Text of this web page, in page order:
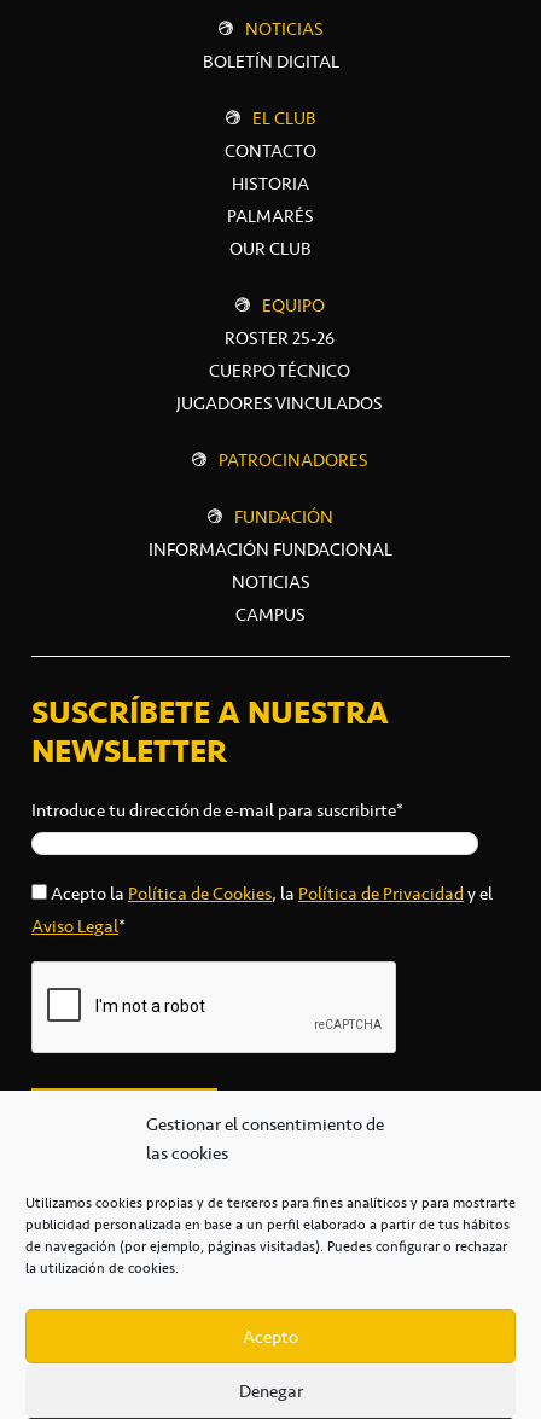
Gestionar el consentimiento de
las cookies
Utilizamos cookies propias y de terceros para fines analíticos y para mostrarte
publicidad personalizada en base a un perfil elaborado a partir de tus hábitos
de navegación (por ejemplo, páginas visitadas). Puedes configurar o rechazar
la utilización de cookies.
Acepto
Denegar
NOTICIAS
BOLETÍN DIGITAL
EL CLUB
CONTACTO
HISTORIA
PALMARÉS
OUR CLUB
EQUIPO
ROSTER 25-26
CUERPO TÉCNICO
JUGADORES VINCULADOS
PATROCINADORES
FUNDACIÓN
INFORMACIÓN FUNDACIONAL
NOTICIAS
CAMPUS
SUSCRÍBETE A NUESTRA
NEWSLETTER
Introduce tu dirección de e-mail para suscribirte*
Acepto laPolítica de Cookies, laPolítica de Privacidady el
Aviso Legal*
secretaria@cbcanarias.es
+34 922 253 684
Casa del Deporte / 38108 – La Laguna